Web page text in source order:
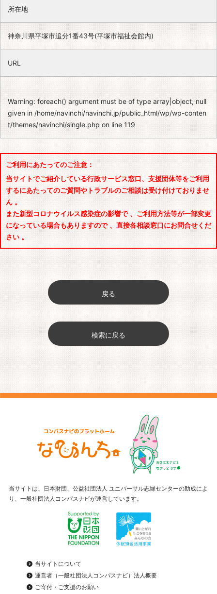
所在地
神奈川県平塚市追分1番43号(平塚市福祉会館内)
URL
Warning: foreach() argument must be of type array|object, null
given in/home/navinchi/navinchi.jp/public_html/wp/wp-conten
t/themes/navinchi/single.php on line119
ご利用にあたってのご注意：
当サイトでご紹介している行政サービス窓口、支援団体等をご利用
するにあたってのご質問やトラブルのご相談は受け付けておりませ
ん 。
また新型コロナウイルス感染症の影響で 、ご利用方法等が一部変更
になっている場合もありますので 、直接各相談窓口にお問合せくだ
さい 。
戻る
検索に戻る
当サイトは、日本財団、公益社団法人 ユニバーサル志縁センターの助成によ
り、一般社団法人コンパスナビが運営しています。
当サイトについて
運営者（一般社団法人コンパスナビ）法人概要
ご寄付・ご支援のお願い